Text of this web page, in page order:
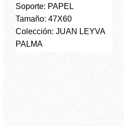
Soporte: PAPEL
Tamaño: 47X60
Colección: JUAN LEYVA
PALMA